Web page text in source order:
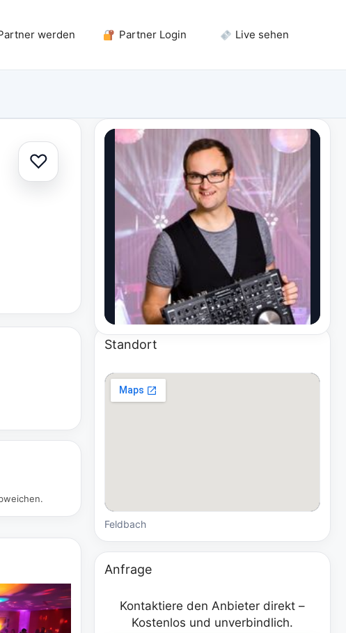
werden Partner Login Live sehen
♡Zur Auswahl hinzufügen
Standort
Feldbach
Anfrage
Kontaktiere den Anbieter direkt –
Kostenlos und unverbindlich.